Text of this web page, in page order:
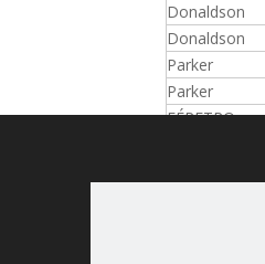
Donaldson
Donaldson
Parker
Parker
FÉRETRO